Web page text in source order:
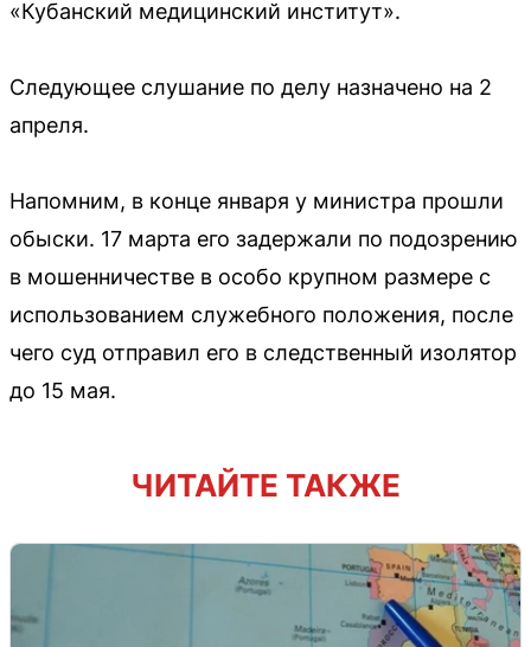
«Кубанский медицинский институт».
Следующее слушание по делу назначено на 2
апреля.
Напомним, в конце января у министра прошли
обыски. 17 марта его задержали по подозрению
в мошенничестве в особо крупном размере с
использованием служебного положения, после
чего суд отправил его в следственный изолятор
до 15 мая.
ЧИТАЙТЕ ТАКЖЕ